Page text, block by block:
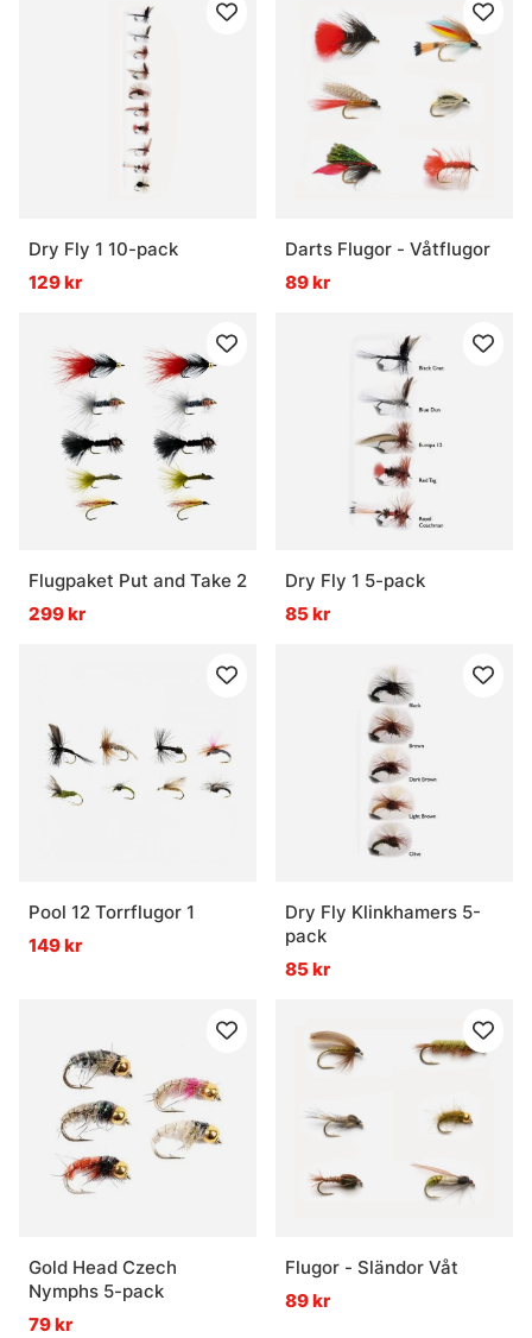
Dry Fly 1 10-pack
129 kr
Darts Flugor - Våtflugor
89 kr
Flugpaket Put and Take 2
299 kr
Dry Fly 1 5-pack
85 kr
Pool 12 Torrflugor 1
149 kr
Dry Fly Klinkhamers 5-
pack
85 kr
Gold Head Czech
Nymphs 5-pack
79 kr
Flugor - Sländor Våt
89 kr